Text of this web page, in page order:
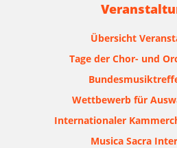
Übersicht
Tage der Chor- und
Wettbewerb für
Internationaler
Musica Sacra